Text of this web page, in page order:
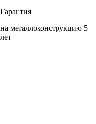
Гарантия
на металлоконструкцию 5
лет